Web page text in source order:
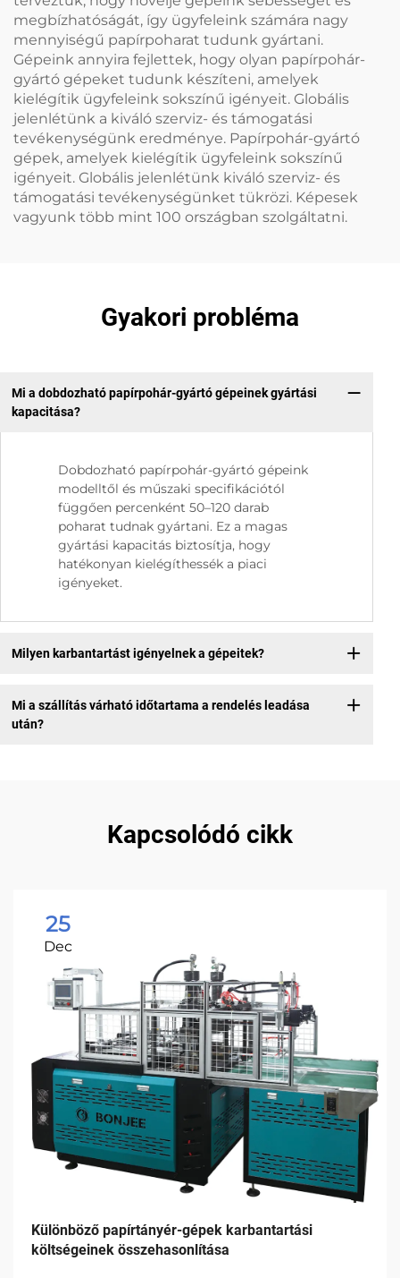
megbízhatóságát, így ügyfeleink számára nagy
mennyiségű papírpoharat tudunk gyártani.
Gépeink annyira fejlettek, hogy olyan papírpohár-
gyártó gépeket tudunk készíteni, amelyek
kielégítik ügyfeleink sokszínű igényeit. Globális
jelenlétünk a kiváló szerviz- és támogatási
tevékenységünk eredménye. Papírpohár-gyártó
gépek, amelyek kielégítik ügyfeleink sokszínű
igényeit. Globális jelenlétünk kiváló szerviz- és
támogatási tevékenységünket tükrözi. Képesek
vagyunk több mint 100 országban szolgáltatni.
Gyakori probléma
Mi a dobdozható papírpohár-gyártó gépeinek gyártási
kapacitása?
Dobdozható papírpohár-gyártó gépeink
modelltől és műszaki specifikációtól
függően percenként 50–120 darab
poharat tudnak gyártani. Ez a magas
gyártási kapacitás biztosítja, hogy
hatékonyan kielégíthessék a piaci
igényeket.
Milyen karbantartást igényelnek a gépeitek?
Mi a szállítás várható időtartama a rendelés leadása
után?
Kapcsolódó cikk
25
Dec
Különböző papírtányér-gépek karbantartási
költségeinek összehasonlítása